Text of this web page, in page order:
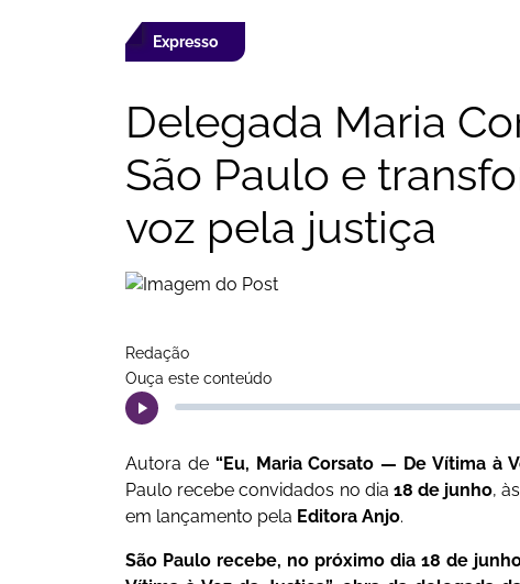
Expresso
Delegada Maria
São Paulo e
voz pela justiça
Redação
Ouça este conteúdo
Autora de “Eu, Maria Corsato — De Vítima à
Paulo recebe convidados no dia 18 de junho, às
em lançamento pela Editora Anjo.
São Paulo recebe, no próximo dia 18 de